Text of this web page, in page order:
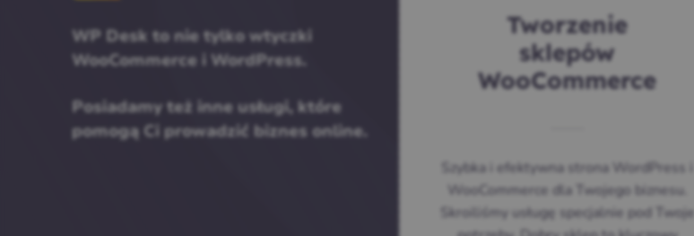
WP Desk to nie tylko wtyczki
WooCommerce i WordPress.
Posiadamy też inne usługi, które
pomogą Ci prowadzić biznes online.
Tworzenie
sklepów
WooCommerce
Szybka i efektywna strona WordPress i
WooCommerce dla Twojego biznesu.
Skroiliśmy usługę specjalnie pod Twoje